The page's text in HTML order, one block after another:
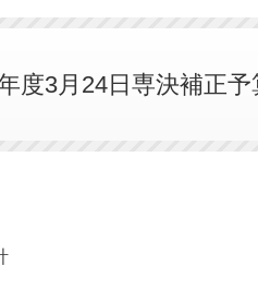
度3月24日専決補正予